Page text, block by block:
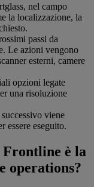
nel campo
la localizzazione, la
passi da
Le azioni vengono
esterni, camere
opzioni legate
una risoluzione
viene
essere eseguito.
Frontline è la
operations?